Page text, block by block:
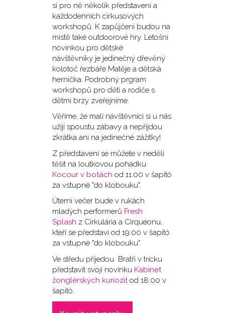
si pro ně několik představení a
každodenních cirkusových
workshopů. K zapůjčení budou na
místě také outdoorové hry. Letošní
novinkou pro dětské
návštěvníky je jedinečný dřevěný
kolotoč řezbáře Matěje a dětská
hernička. Podrobný prgram
workshopů pro děti a rodiče s
dětmi brzy zveřejníme.
Věříme, že malí návštěvníci si u nás
užijí spoustu zábavy a nepřijdou
zkrátka ani na jedinečné zážitky!
Z představení se můžete v neděli
těšit na loutkovou pohádku
Kocour v botách od 11:00 v šapitó
za vstupné "do klobouku".
Úterní večer bude v rukách
mladých performerů Fresh
Splash z Cirkulária a Cirqueonu,
kteří se představí od 19:00 v šapitó
za vstupné "do klobouku".
Ve středu přijedou Bratři v tricku
představit svojí novinku Kabinet
žonglérských kuriozitod 18:00 v
šapitó.